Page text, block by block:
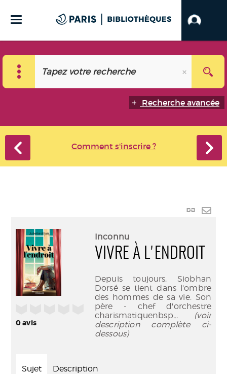
Recherche avancée
Comment s'inscrire ?
Lien
0avis
Inconnu
VIVRE À L'ENDROIT
Depuis toujours, Siobhan
Dorsé se tient dans l'ombre
des hommes de sa vie. Son
père - chef d'orchestre
charismatiquenbsp... (voir
description complète ci-
dessous)
Sujet Description